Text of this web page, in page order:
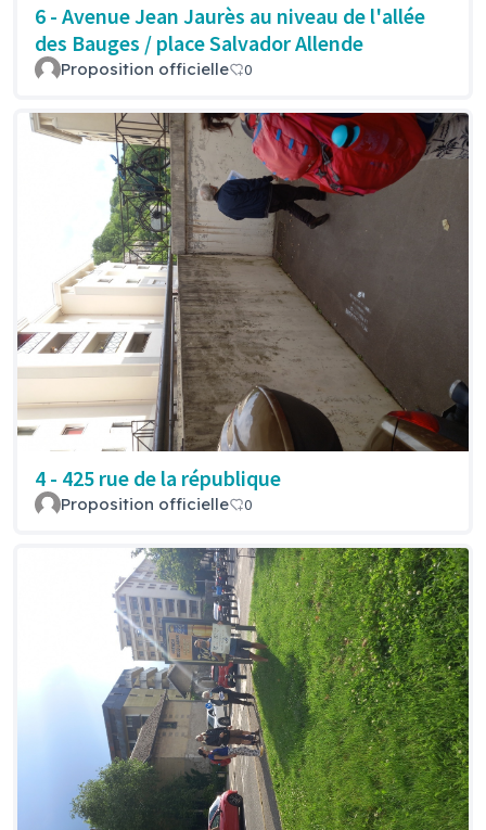
6 - Avenue Jean Jaurès au niveau de l'allée
des Bauges / place Salvador Allende
Proposition officielle 0
4 - 425 rue de la république
Proposition officielle 0